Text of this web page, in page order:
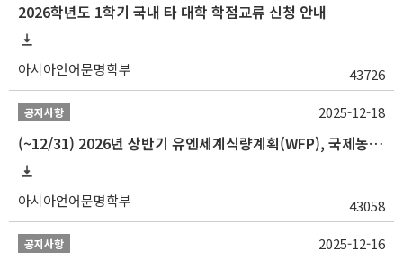
2026학년도 1학기 국내 타 대학 학점교류 신청 안내
아시아언어문명학부 43726
공지사항
(~12/31) 2026년 상반기 유엔세계식량계획(WFP), 국제농업개발기금(IFAD) 및 유엔아동기금(UNICEF) 인턴십 프로그램 참가자 모집
아시아언어문명학부 43058
2025-12-18
공지사항 2025-12-16